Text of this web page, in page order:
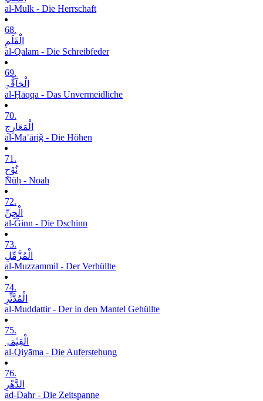
al-Mulk - Die Herrschaft
68.
الْقَلَمِ
al-Qalam - Die Schreibfeder
69.
الْحَآقَّۃِ
al-Ḥāqqa - Das Unvermeidliche
70.
الْمَعَارِجِ
al-Maʿāriǧ - Die Höhen
71.
نُوْحٍ
Nūḥ - Noah
72.
الْجِنِّ
al-Ǧinn - Die Dschinn
73.
الْمُزَّمِّلِ
al-Muzzammil - Der Verhüllte
74.
الْمُدَّثِّرِ
al-Muddaṯṯir - Der in den Mantel Gehüllte
75.
الْقِیٰمَۃِ
al-Qiyāma - Die Auferstehung
76.
الدَّھْرِ
ad-Dahr - Die Zeitspanne